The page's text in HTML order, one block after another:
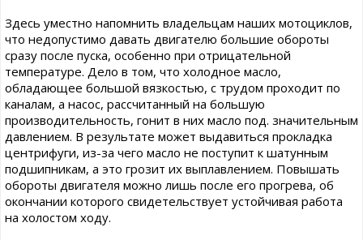
Здесь уместно напомнить владельцам наших мотоциклов,
что недопустимо давать двигателю большие обороты
сразу после пуска, особенно при отрицательной
температуре. Дело в том, что холодное масло,
обладающее большой вязкостью, с трудом проходит по
каналам, а насос, рассчитанный на большую
производительность, гонит в них масло под. значительным
давлением. В результате может выдавиться прокладка
центрифуги, из-за чего масло не поступит к шатунным
подшипникам, а это грозит их выплавлением. Повышать
обороты двигателя можно лишь после его прогрева, об
окончании которого свидетельствует устойчивая работа
на холостом ходу.